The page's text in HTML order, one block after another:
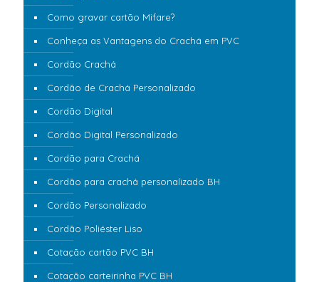
Como gravar cartão Mifare?
Conheça as Vantagens do Crachá em PVC
Cordão Crachá
Cordão de Crachá Personalizado
Cordão Digital
Cordão Digital Personalizado
Cordão para Crachá
Cordão para crachá personalizado BH
Cordão Personalizado
Cordão Poliéster Liso
Cotação cartão PVC BH
Cotação carteirinha PVC BH